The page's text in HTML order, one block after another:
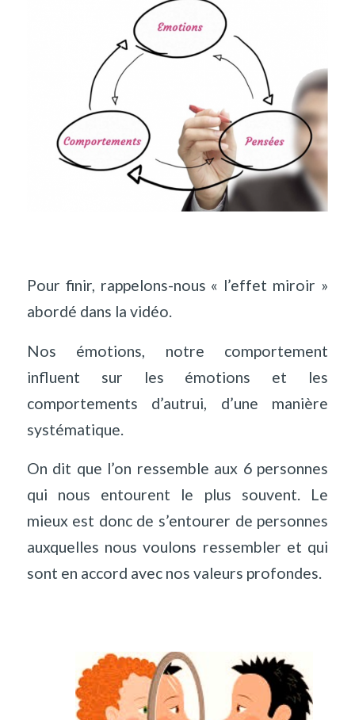
Pour finir, rappelons-nous « l’effet miroir »
abordé dans la vidéo.
Nos émotions, notre comportement
influent sur les émotions et les
comportements d’autrui, d’une manière
systématique.
On dit que l’on ressemble aux 6 personnes
qui nous entourent le plus souvent. Le
mieux est donc de s’entourer de personnes
auxquelles nous voulons ressembler et qui
sont en accord avec nos valeurs profondes.